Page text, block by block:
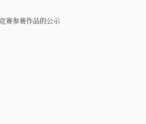
赛参赛作品的公示